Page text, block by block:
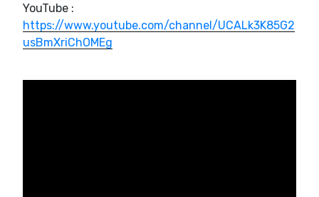
YouTube :
https://www.youtube.com/channel/UCALk3K85G2
usBmXriChOMEg